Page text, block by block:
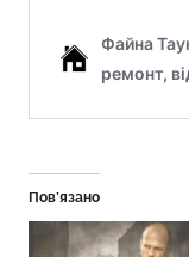
Пов’язано